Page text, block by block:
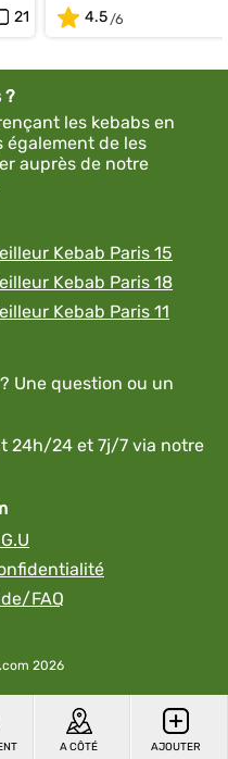
A CÔTÉ AJOUTER
21
4.5
?
les kebabs en
également de les
auprès de notre
Kebab Paris 15
Kebab Paris 18
Kebab Paris 11
Une question ou un
24h/24 et 7j/7 via notre
FAQ
2026